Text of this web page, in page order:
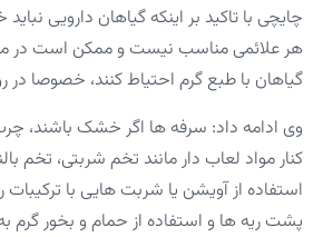
چایچی با تاکید بر اینکه گیاهان دارویی
هر علائمی مناسب نیست و ممکن است در
گیاهان با طبع گرم احتیاط کنند، خصوصا
وی ادامه داد: سرفه ‌ها اگر خشک باشند،
کنار مواد لعاب دار مانند تخم شربتی، تخم
استفاده از آویشن یا شربت‌ هایی با ترکیبات
پشت ریه‌ ها و استفاده از حمام و بخور